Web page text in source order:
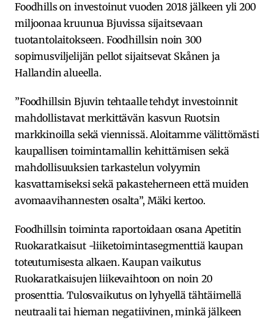
Foodhills on investoinut vuoden 2018 jälkeen yli 200
miljoonaa kruunua Bjuvissa sijaitsevaan
tuotantolaitokseen. Foodhillsin noin 300
sopimusviljelijän pellot sijaitsevat Skånen ja
Hallandin alueella.
”Foodhillsin Bjuvin tehtaalle tehdyt investoinnit
mahdollistavat merkittävän kasvun Ruotsin
markkinoilla sekä viennissä. Aloitamme välittömästi
kaupallisen toimintamallin kehittämisen sekä
mahdollisuuksien tarkastelun volyymin
kasvattamiseksi sekä pakasteherneen että muiden
avomaavihannesten osalta”, Mäki kertoo.
Foodhillsin toiminta raportoidaan osana Apetitin
Ruokaratkaisut -liiketoimintasegmenttiä kaupan
toteutumisesta alkaen. Kaupan vaikutus
Ruokaratkaisujen liikevaihtoon on noin 20
prosenttia. Tulosvaikutus on lyhyellä tähtäimellä
neutraali tai hieman negatiivinen, minkä jälkeen